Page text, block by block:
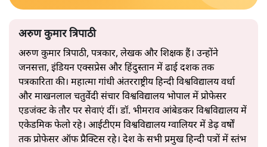
अरुण कुमार त्रिपाठी
अरुण कुमार त्रिपाठी, पत्रकार, लेखक और शिक्षक हैं। उन्होंने
जनसत्ता, इंडियन एक्सप्रेस और हिंदुस्तान में ढाई दशक तक
पत्रकारिता की। महात्मा गांधी अंतरराष्ट्रीय हिन्दी विश्वविद्यालय वर्धा
और माखनलाल चतुर्वेदी संचार विश्वविद्यालय भोपाल में प्रोफेसर
एडजंक्ट के तौर पर सेवाएं दीं। डॉ. भीमराव आंबेडकर विश्वविद्यालय में
एकेडमिक फेलो रहे। आईटीएम विश्वविद्यालय ग्वालियर में डेढ़ वर्षों
तक प्रोफेसर ऑफ प्रैक्टिस रहे। देश के सभी प्रमुख हिन्दी पत्रों में स्तंभ